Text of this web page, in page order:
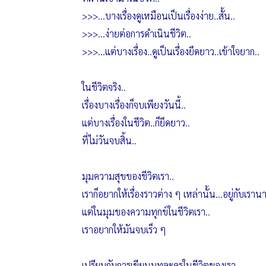
>>>…บางเรื่องดูเหมือนเป็นเรื่องง่าย..สั้น..
>>>…ง่ายต่อการดำเนินชีวิต..
>>>…แต่บางเรื่อง..ดูเป็นเรื่องยึดยาว..เข้าใจยาก..
ในชีวิตจริง..
เรื่องบางเรื่องก็จบเพียงวันนี้..
แต่บางเรื่องในชีวิต..ก็ยึดยาว..
ที่ไม่วันจบสิ้น..
มุมความสุขของชีวิตเรา..
เราก็อยากให้เรื่องราวต่าง ๆ เหล่านั้น...อยู่กับเรา
แต่ในมุมของความทุกข์ในชีวิตเรา..
เราอยากให้มันจบเร็ว ๆ